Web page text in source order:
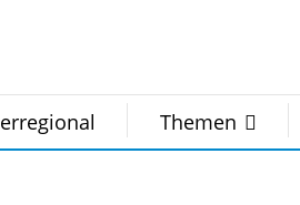
Themen